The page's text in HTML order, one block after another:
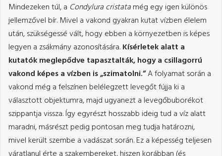
Mindezeken túl, a Condylura cristatamég egy igen különös
jellemzővel bír. Mivel a vakond gyakran kutat vízben élelem
után, szükségessé vált, hogy ebben a környezetben is képes
legyen a zsákmány azonosítására.Kísérletek alatt a
kutatók meglepődve tapasztalták, hogy a csillagorrú
vakond képes a vízben is „szimatolni.”A folyamat során a
vakond még a felszínen belélegzett levegőt fújja ki a
választott objektumra, majd ugyanezt a levegőbuborékot
szippantja vissza. Így egyrészt hosszabb ideig tud a víz alatt
maradni, másrészt pedig pontosan meg tudja határozni,
mivel került szembe a vadászat során. Ez a képesség teljesen